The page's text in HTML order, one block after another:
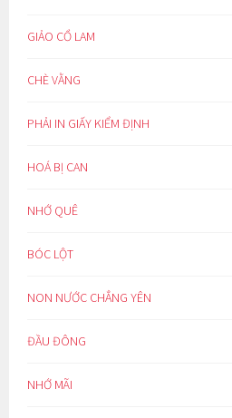
GIẢO CỔ LAM
CHÈ VẰNG
PHẢI IN GIẤY KIỂM ĐỊNH
HOÁ BỊ CAN
NHỚ QUÊ
BÓC LỘT
NON NƯỚC CHẲNG YÊN
ĐẦU ĐÔNG
NHỚ MÃI